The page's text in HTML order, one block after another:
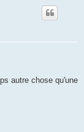
autre chose qu'une